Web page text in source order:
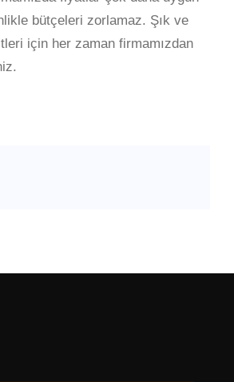
bütçeleri zorlamaz. Şık ve
için her zaman firmamızdan